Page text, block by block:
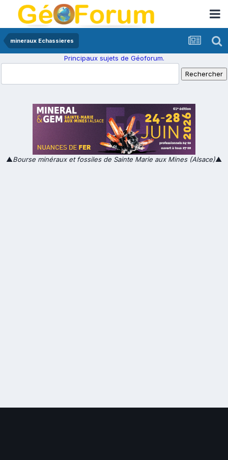
mineraux Echassieres
Principaux sujets de Géoforum.
▲Bourse minéraux et fossiles de Sainte Marie aux Mines (Alsace)▲